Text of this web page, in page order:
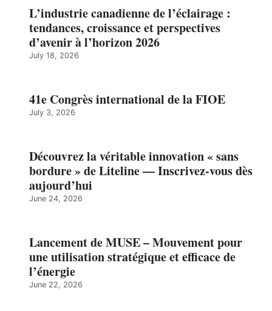
L’industrie canadienne de l’éclairage :
tendances, croissance et perspectives
d’avenir à l’horizon 2026
July 18, 2026
41e Congrès international de la FIOE
July 3, 2026
Découvrez la véritable innovation « sans
bordure » de Liteline — Inscrivez-vous dès
aujourd’hui
June 24, 2026
Lancement de MUSE – Mouvement pour
une utilisation stratégique et efficace de
l’énergie
June 22, 2026